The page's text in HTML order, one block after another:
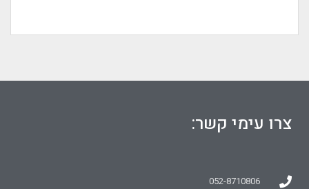
צרו עימי קשר:
052-8710806